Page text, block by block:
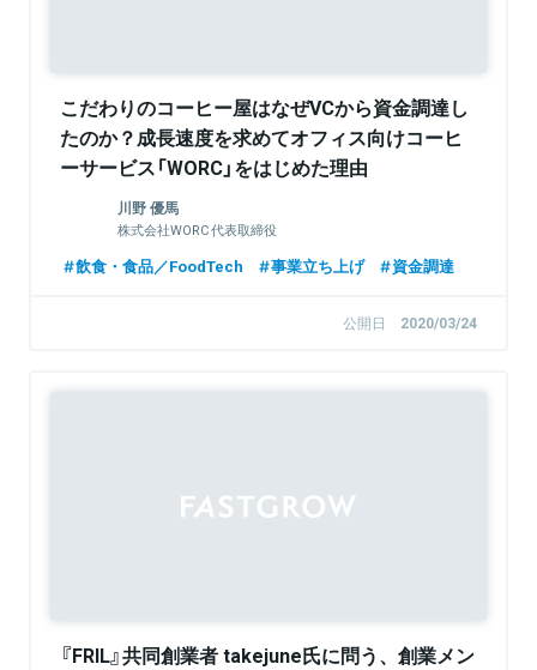
こだわりのコーヒー屋はなぜVCから資金調達し
たのか？成長速度を求めてオフィス向けコーヒ
ーサービス「WORC」をはじめた理由
川野 優馬
株式会社WORC 代表取締役
飲食・食品／FoodTech 事業立ち上げ 資金調達
公開日 2020/03/24
『FRIL』共同創業者 takejune氏に問う、創業メン